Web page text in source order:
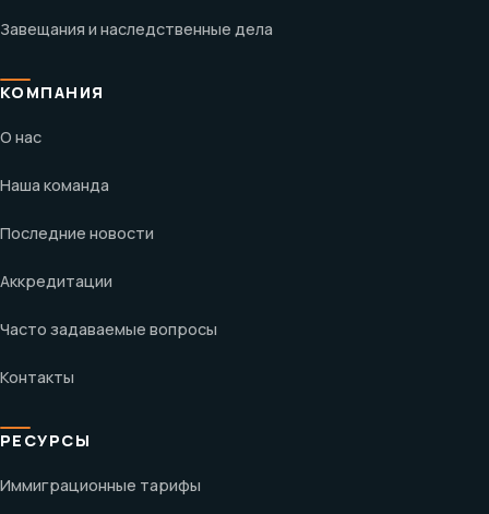
Завещания и наследственные дела
КОМПАНИЯ
О нас
Наша команда
Последние новости
Аккредитации
Часто задаваемые вопросы
Контакты
РЕСУРСЫ
Иммиграционные тарифы